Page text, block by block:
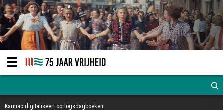
Karmac digitaliseert oorlogsdagboeken